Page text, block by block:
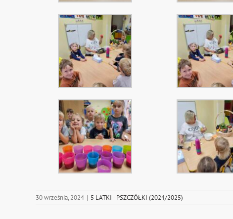
30 września, 2024 | 5 LATKI - PSZCZÓŁKI (2024/2025)